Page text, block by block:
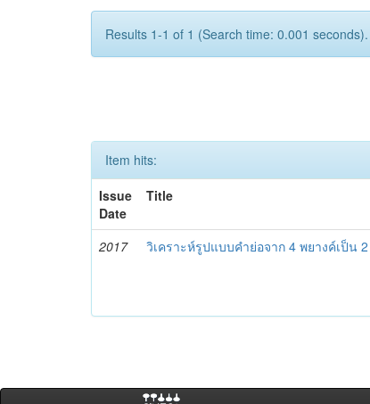
Results 1-1 of 1 (Search time: 0.001 seconds).
Item hits:
Issue
Date
Title
2017 วิเคราะห์รูปแบบคำย่อจาก 4 พยางค์เป็น